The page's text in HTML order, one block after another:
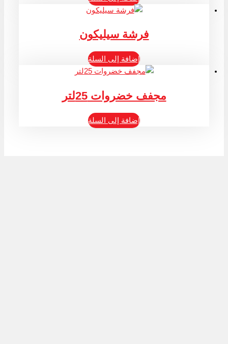
فرشة سيليكون
إضافة إلى السلة
مجفف خضروات 25لتر
إضافة إلى السلة